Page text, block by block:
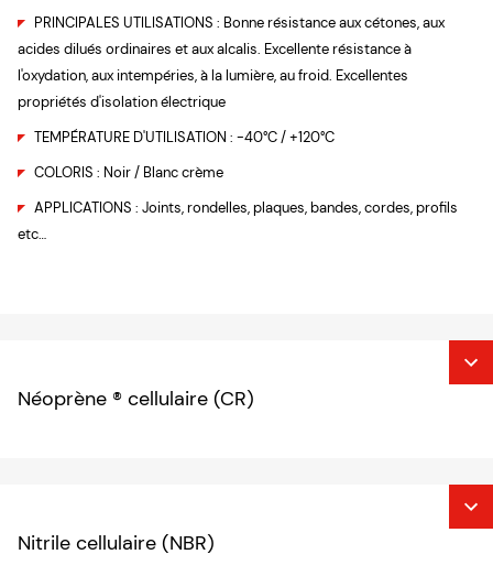
PRINCIPALES UTILISATIONS : Bonne résistance aux cétones, aux
acides dilués ordinaires et aux alcalis. Excellente résistance à
l'oxydation, aux intempéries, à la lumière, au froid. Excellentes
propriétés d'isolation électrique
TEMPÉRATURE D'UTILISATION : -40°C / +120°C
COLORIS : Noir / Blanc crème
APPLICATIONS : Joints, rondelles, plaques, bandes, cordes, profils
etc…
Néoprène ® cellulaire (CR)
Nitrile cellulaire (NBR)